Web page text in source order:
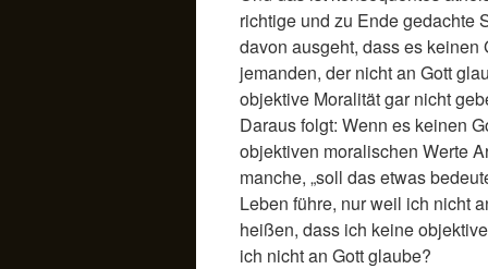
richtige und zu Ende gedachte
davon ausgeht, dass es keinen
jemanden, der nicht an Gott
objektive Moralität gar nicht
Daraus folgt: Wenn es keinen
objektiven moralischen Werte
manche, „soll das etwas
Leben führe, nur weil ich nicht
heißen, dass ich keine
ich nicht an Gott glaube?